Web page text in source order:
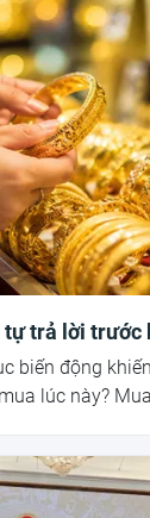
tự trả lời trước
biến động
lúc này?